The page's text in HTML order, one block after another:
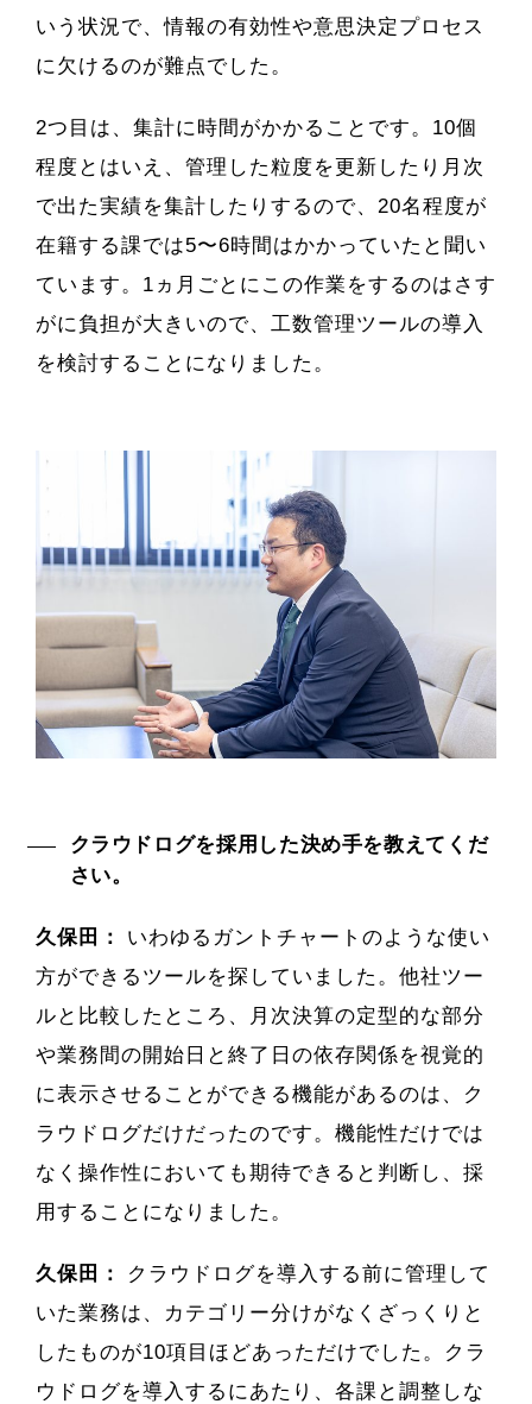
いう状況で、情報の有効性や意思決定プロセス
に欠けるのが難点でした。
2つ目は、集計に時間がかかることです。10個
程度とはいえ、管理した粒度を更新したり月次
で出た実績を集計したりするので、20名程度が
在籍する課では5〜6時間はかかっていたと聞い
ています。1ヵ月ごとにこの作業をするのはさす
がに負担が大きいので、工数管理ツールの導入
を検討することになりました。
クラウドログを採用した決め手を教えてくだ
さい。
久保田：
いわゆるガントチャートのような使い
方ができるツールを探していました。他社ツー
ルと比較したところ、月次決算の定型的な部分
や業務間の開始日と終了日の依存関係を視覚的
に表示させることができる機能があるのは、ク
ラウドログだけだったのです。機能性だけでは
なく操作性においても期待できると判断し、採
用することになりました。
久保田：
クラウドログを導入する前に管理して
いた業務は、カテゴリー分けがなくざっくりと
したものが10項目ほどあっただけでした。クラ
ウドログを導入するにあたり、各課と調整しな